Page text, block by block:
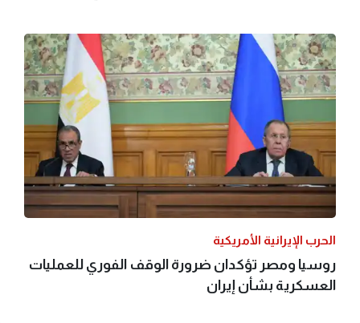
الحرب الإيرانية الأمريكية
روسيا ومصر تؤكدان ضرورة الوقف الفوري للعمليات
العسكرية بشأن إيران